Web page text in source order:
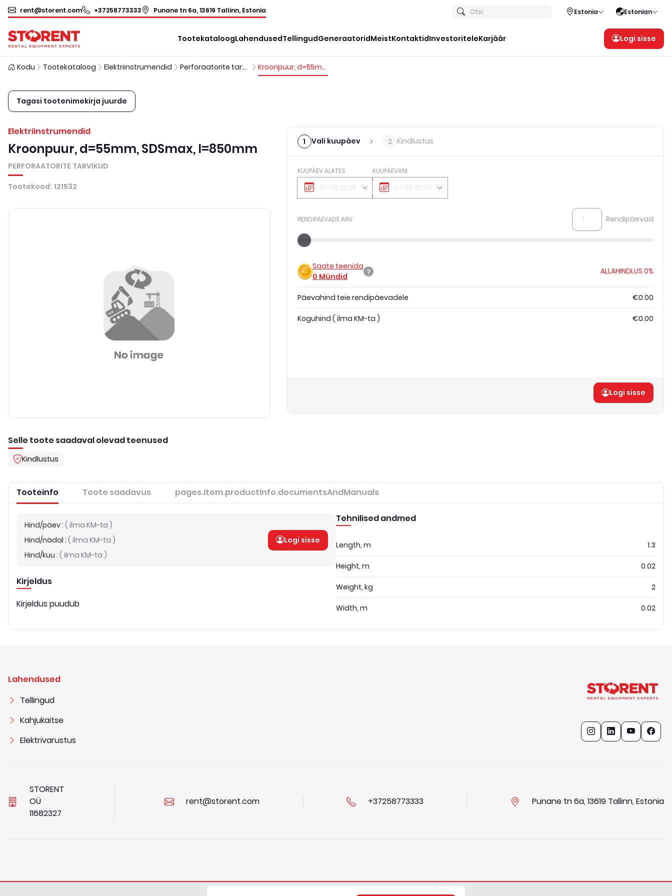
rent@storent.com +37258773333 Punane tn 6a, 13619 Tallinn, Estonia Otsi Estonia Estonian
TootekataloogLahendusedTellingudGeneraatoridMeistKontaktidInvestoriteleKarjäär Logi sisse
Kodu Tootekataloog Elektriinstrumendid Perforaatorite tarvikud Kroonpuur, d=55mm, SDSmax, l=850mm
Tagasi tootenimekirja juurde
Elektriinstrumendid
Kroonpuur, d=55mm, SDSmax, l=850mm
PERFORAATORITE TARVIKUD
Tootekood: 121532
Selle toote saadaval olevad teenused
Kindlustus
1 Vali kuupäev 2 Kindlustus
KUUPÄEV ALATES KUUPÄEVANI
RENDIPÄEVADE ARV Rendipäevad
Saate teenida
0 Mündid
ALLAHINDLUS 0%
Päevahind teie rendipäevadele €0.00
Koguhind ( ilma KM-ta ) €0.00
Logi sisse
Tooteinfo Toote saadavus pages.item.productInfo.documentsAndManuals
Hind/päev: ( ilma KM-ta )
Hind/nädal : ( ilma KM-ta )
Hind/kuu : ( ilma KM-ta )
Logi sisse
Kirjeldus
Kirjeldus puudub
Tehnilised andmed
Length, m 1.3
Height, m 0.02
Weight, kg 2
Width, m 0.02
Lahendused
Tellingud
Kahjukaitse
Elektrivarustus
STORENT
OÜ
11682327
rent@storent.com +37258773333 Punane tn 6a, 13619 Tallinn, Estonia